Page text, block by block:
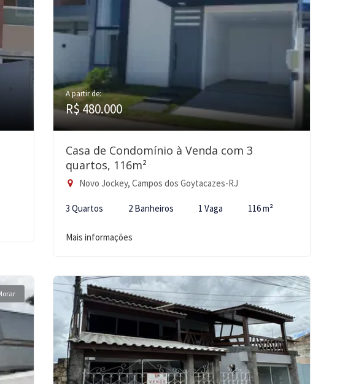
A partir de:
R$ 480.000
Casa de Condomínio à Venda com 3
quartos, 116m²
Novo Jockey, Campos dos Goytacazes-RJ
3 Quartos 2 Banheiros 1 Vaga 116 m²
Mais informações